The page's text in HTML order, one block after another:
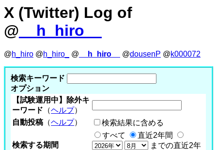
X (Twitter) Log of
@ __h_hiro__
@h_hiro @h_hiro_ @ __h_hiro__ @dousenP @k000072
検索キーワード
オプション
【試験運用中】除外キ
ーワード （ヘルプ）
自動投稿 （ヘルプ） 検索結果に含める
検索する期間
すべて
直近2年間
までの直近2年